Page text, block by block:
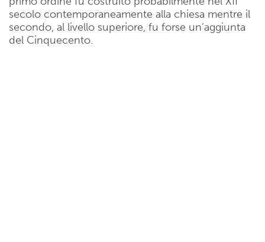
secolo contemporaneamente alla chiesa mentre il
secondo, al livello superiore, fu forse un’aggiunta
del Cinquecento.